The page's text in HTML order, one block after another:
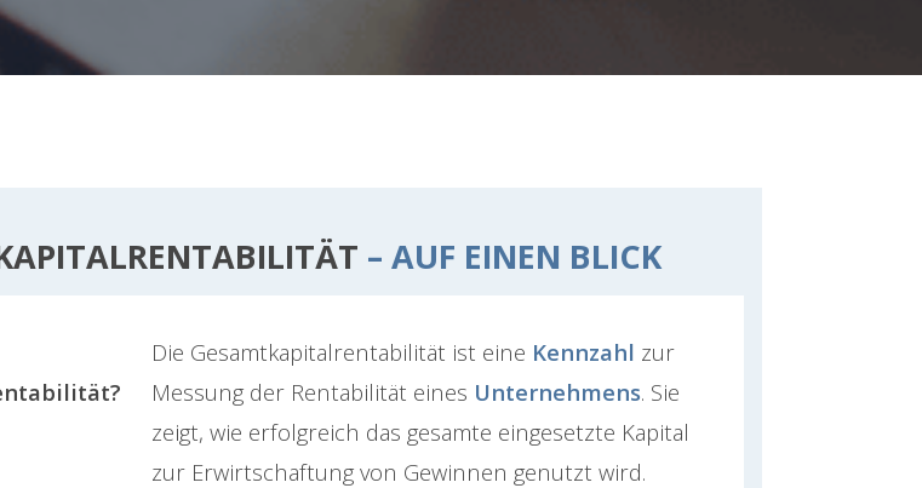
– AUF EINEN BLICK
Die Gesamtkapitalrentabilität ist eine Kennzahl zur
Messung der Rentabilität eines Unternehmens. Sie
zeigt, wie erfolgreich das gesamte eingesetzte Kapital
zur Erwirtschaftung von Gewinnen genutzt wird.